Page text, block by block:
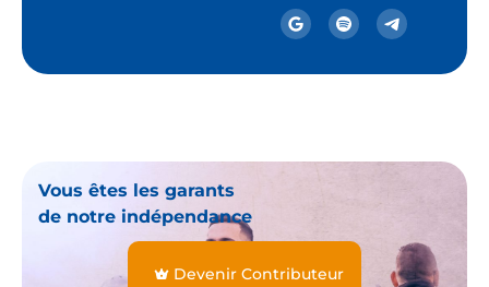
Vous êtes les garants
de notre indépendance
Devenir Contributeur